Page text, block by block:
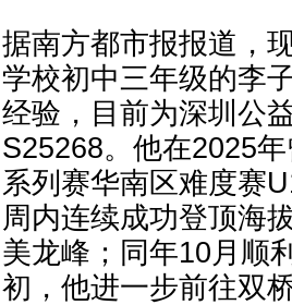
据南方都市报报道，
学校初中三年级的李
经验，目前为深圳公
S25268。他在2025
系列赛华南区难度赛
周内连续成功登顶海
美龙峰；同年10月顺
初，他进一步前往双